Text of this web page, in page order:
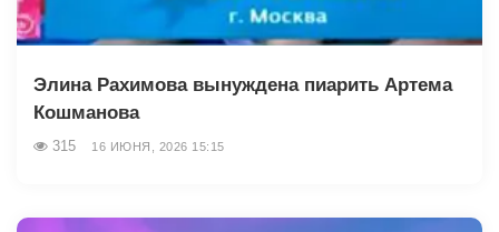
Элина Рахимова вынуждена пиарить Артема
Кошманова
315 16 ИЮНЯ, 2026 15:15